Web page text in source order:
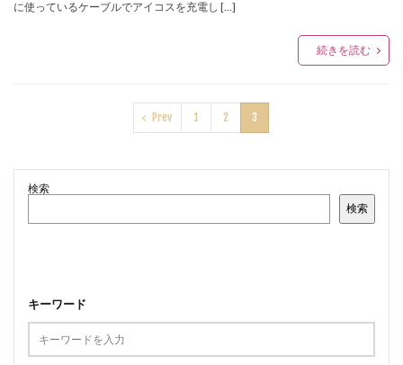
に使っているケーブルでアイコスを充電し […]
続きを読む
Prev 1 2 3
検索
検索
キーワード